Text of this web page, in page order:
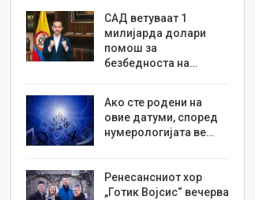
САД ветуваат 1
милијарда долари
помош за
безбедноста на…
Ако сте родени на
овие датуми, според
нумерологијата ве…
Ренесансниот хор
„Готик Војсис“ вечерва